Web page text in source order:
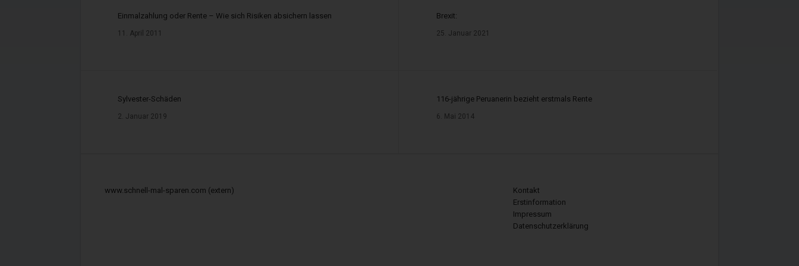
Einmalzahlung oder Rente – Wie sich Risiken absichern lassen
11. April 2011
Brexit:
25. Januar 2021
Sylvester-Schäden
2. Januar 2019
116-jährige Peruanerin bezieht erstmals Rente
6. Mai 2014
www.schnell-mal-sparen.com (extern)
Kontakt
Erstinformation
Impressum
Datenschutzerklärung
Leistungsentgelt/Kosten für die Immobiliendarlehnsvermittlung:
Der Vermittler erhält ein Leistungsentgelt für die erfolgreiche Darlehnsvermittlung vom Darlehnsgeber.
einem späteren Zeitpunkt auf dem sogenannten ESIS-Merkblatt mitgeteilt, das Sie rechtzeitig vor Vertragsschluss ausgehändigt
bekommen. Wird das Leistungsentgelt vom Darlehnsgeber gezahlt, können weitere variable Vergütungen hinzukommen, die sich an